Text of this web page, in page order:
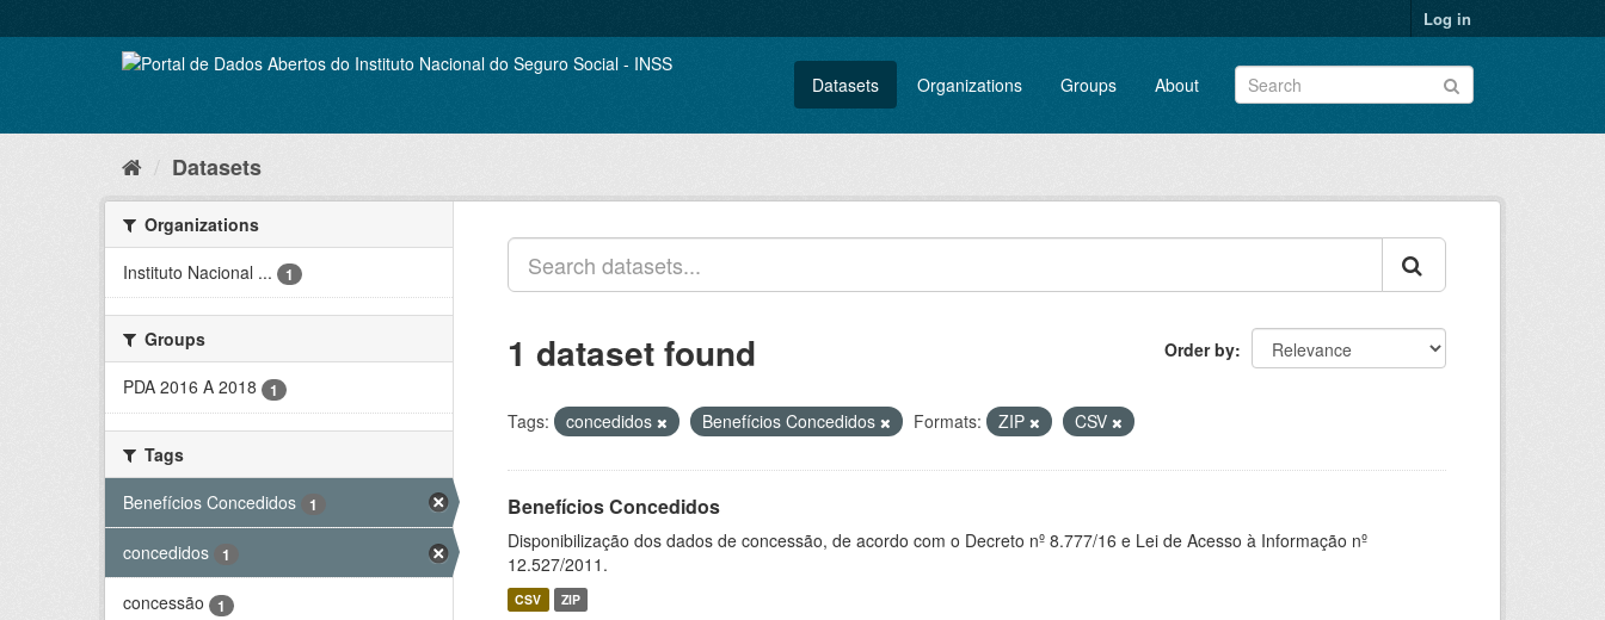
to
Log in
Datasets Organizations Groups About
Datasets
Organizations
Instituto Nacional ...
1
Groups
PDA 2016 A 2018
1
Tags
Benefícios Concedidos
1
concedidos 1
concessão 1
Order by
1 dataset found
Tags: concedidos Benefícios Concedidos Formats: ZIP CSV
Benefícios Concedidos
Disponibilização dos dados de concessão, de acordo com o Decreto nº 8.777/16 e Lei de Acesso à Informação nº
12.527/2011.
CSV ZIP